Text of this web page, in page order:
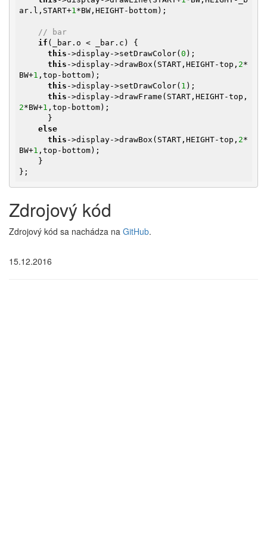
ar.l,START+1*BW,HEIGHT-bottom);
// bar
if (_bar.o < _bar.c) {
this ->display->setDrawColor( 0 );
this ->display->drawBox(START,HEIGHT-top, 2*
BW+1 ,top-bottom);
this ->display->setDrawColor( 1 );
this ->display->drawFrame(START,HEIGHT-top,
2*BW+1 ,top-bottom);
else
this ->display->drawBox(START,HEIGHT-top, 2*
BW+1 ,top-bottom);
};
Zdrojový kód
Zdrojový kód sa nachádza na GitHub.
15.12.2016